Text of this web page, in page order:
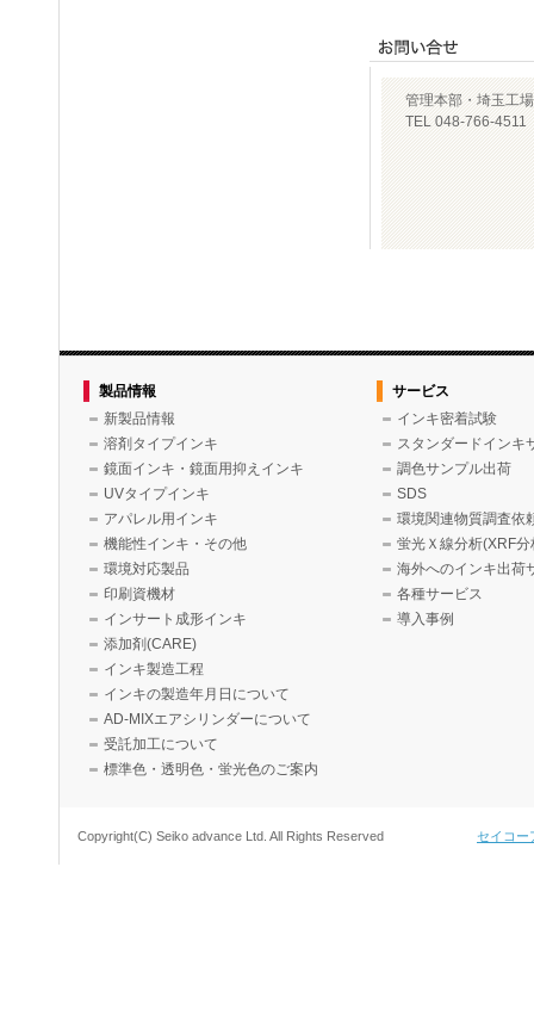
管理本部・埼玉工
TEL 048-766-4511
製品情報
新製品情報
溶剤タイプインキ
鏡面インキ・鏡面用抑えインキ
UVタイプインキ
アパレル用インキ
機能性インキ・その他
環境対応製品
印刷資機材
インサート成形インキ
添加剤(CARE)
インキ製造工程
インキの製造年月日について
AD-MIXエアシリンダーについて
受託加工について
標準色・透明色・蛍光色のご案内
サービス
インキ密着試験
スタンダードインキ
調色サンプル出荷
SDS
環境関連物質調査依
蛍光Ｘ線分析(XRF分
海外へのインキ出荷
各種サービス
導入事例
セイコー
Copyright(C) Seiko advance Ltd. All Rights Reserved